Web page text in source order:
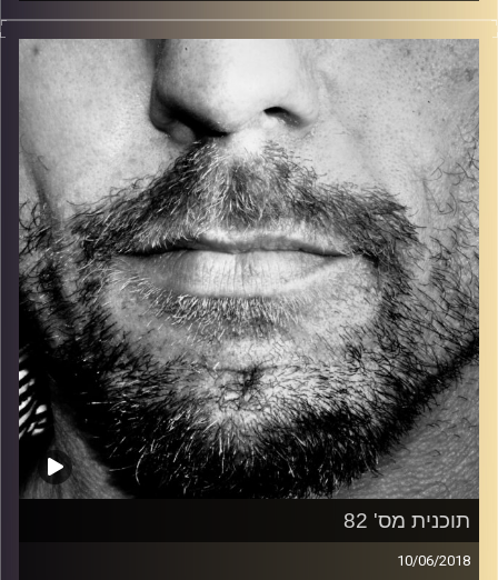
זיפים, מוזיקה מחוספסת של הופעות חיות. הרבה ג'אם, רוק,
בלוז, bluegrass, ג'אז, Fאנק, פרוגרסיב ואפילו אלקטרוניקה.
כל מה שחי, אמיתי ונושם.
עם שמוליק רגב.
קרדיט תמונות: David Goehring
תוכנית מס' 82
10/06/2018